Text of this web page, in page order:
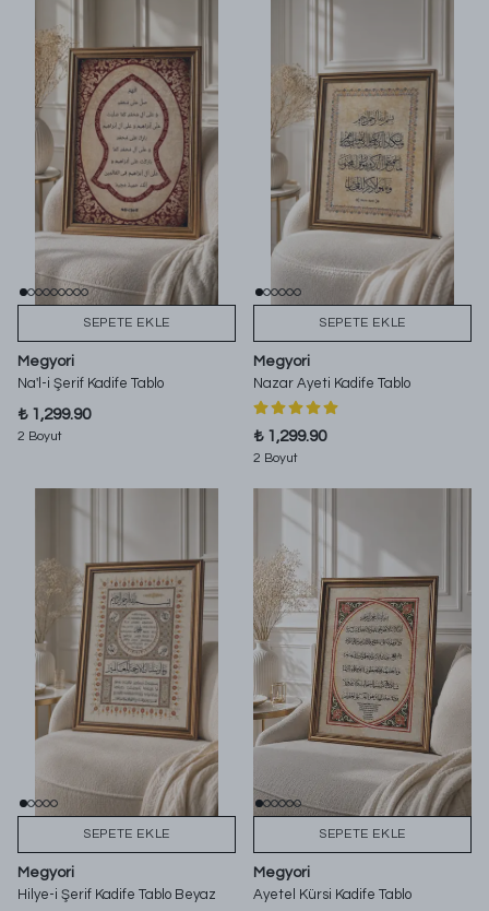
SEPETE EKLE
Megyori
Na'l-i Şerif Kadife Tablo
₺ 1,299.90
2 Boyut
SEPETE EKLE
Megyori
Nazar Ayeti Kadife Tablo
₺ 1,299.90
2 Boyut
SEPETE EKLE
Megyori
Hilye-i Şerif Kadife Tablo Beyaz
SEPETE EKLE
Megyori
Ayetel Kürsi Kadife Tablo